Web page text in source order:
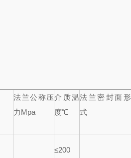
法兰公称压
力Mpa
介质温
度℃
法兰密封面形
式
≤200